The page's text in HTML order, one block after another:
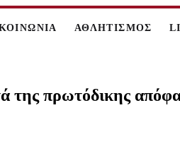
ΑΘΛΗΤΙΣΜΟΣ
πρωτόδικης